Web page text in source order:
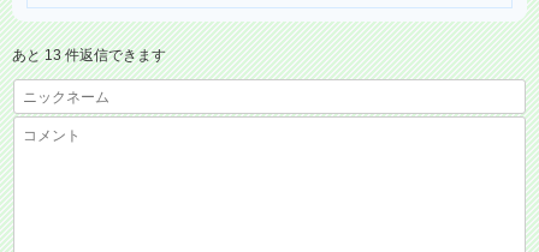
あと 13 件返信できます